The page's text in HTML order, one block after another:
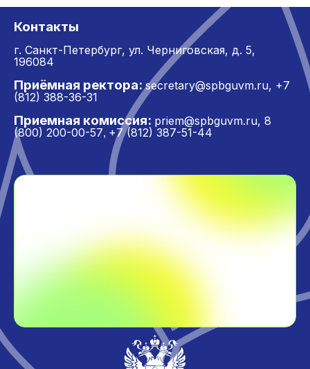
Контакты
г. Санкт-Петербург, ул. Черниговская, д. 5,
196084
Приёмная ректора: secretary@spbguvm.ru, +7
(812) 388-36-31
Приемная комиссия: priem@spbguvm.ru, 8
(800) 200-00-57, +7 (812) 387-51-44